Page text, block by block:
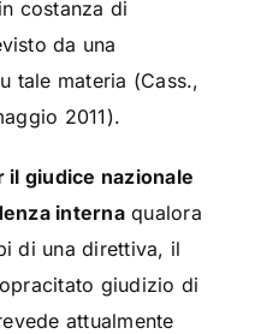
costanza di
da una
tale materia (Cass.,
2011).
il giudice nazionale
internaqualora
di una direttiva, il
giudizio di
attualmente